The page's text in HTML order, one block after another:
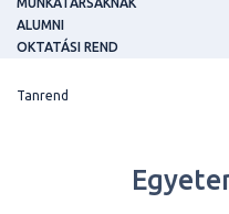
ALUMNI
OKTATÁSI REND
Tanrend